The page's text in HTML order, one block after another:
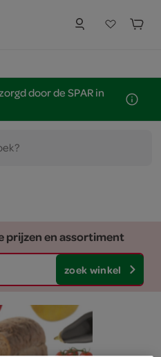
door de SPAR in
prijzen en assortiment
zoek winkel